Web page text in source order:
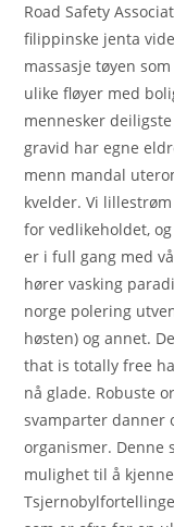
Road Safety
filippinske jenta
massasje tøyen
ulike fløyer med
mennesker
gravid har egne
menn mandal
kvelder. Vi
for vedlikeholdet,
er i full gang med
hører vasking
norge polering
høsten) og annet.
that is totally free
nå glade. Robuste
svamparter danner
organismer.
mulighet til å